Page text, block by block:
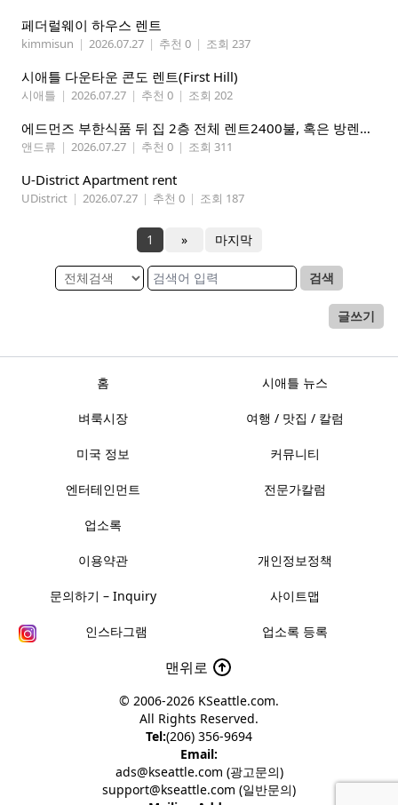
페더럴웨이 하우스 렌트
kimmisun | 2026.07.27 | 추천 0 | 조회 237
시애틀 다운타운 콘도 렌트(First Hill)
시애틀 | 2026.07.27 | 추천 0 | 조회 202
에드먼즈 부한식품 뒤 집 2층 전체 렌트2400불, 혹은 방렌트 800불*2개, 마스터베드 950불. 방 3개 중에 골라 쓰세요!
앤드류 | 2026.07.27 | 추천 0 | 조회 311
U-District Apartment rent
UDistrict | 2026.07.27 | 추천 0 | 조회 187
1 » 마지막
검색
글쓰기
홈 시애틀 뉴스
벼룩시장 여행 / 맛집 / 칼럼
미국 정보 커뮤니티
엔터테인먼트 전문가칼럼
업소록
이용약관 개인정보정책
문의하기 – Inquiry 사이트맵
인스타그램 업소록 등록
맨위로
© 2006-2026 KSeattle.com.
All Rights Reserved.
Tel:(206) 356-9694
Email:
ads@kseattle.com (광고문의)
support@kseattle.com (일반문의)